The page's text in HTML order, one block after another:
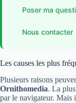
Poser ma
Nous contacter
Les causes les plus
Plusieurs raisons
Ornithomedia. La
par le navigateur. Mais